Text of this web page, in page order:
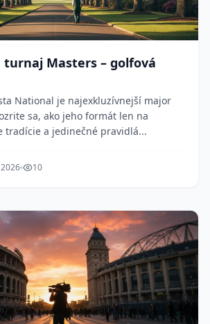
Masters – golfová
National je najexkluzívnejší major
sa, ako jeho formát len na
tradície a jedinečné pravidlá...
10